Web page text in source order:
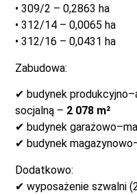
• 309/2 – 0,2863 ha
• 312/14 – 0,0065 ha
• 312/16 – 0,0431 ha
Zabudowa:
✔ budynek
socjalną – 2 078 m²
✔ budynek
✔ budynek
Dodatkowo:
✔ wyposażenie szwalni